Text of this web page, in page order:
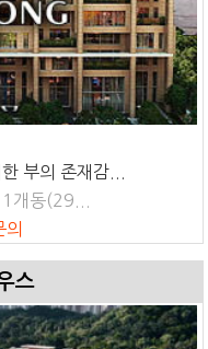
부의 존재감...
개동(29...
의
스